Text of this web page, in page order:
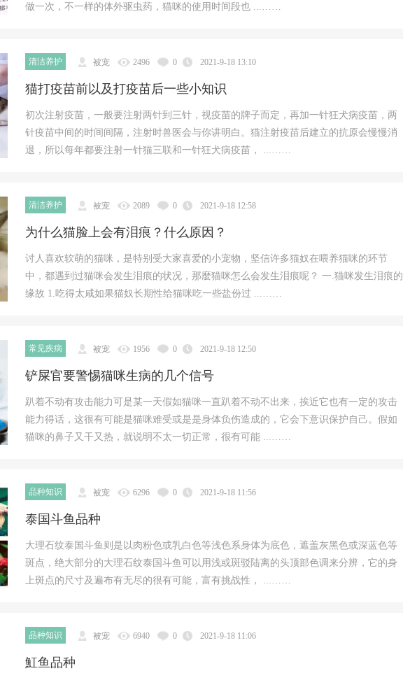
做一次，不一样的体外驱虫药，猫咪的使用时间段也 ...……
清洁养护 被宠 2496 0 2021-9-18 13:10
猫打疫苗前以及打疫苗后一些小知识
初次注射疫苗，一般要注射两针到三针，视疫苗的牌子而定，再加一针狂犬病疫苗，两
针疫苗中间的时间间隔，注射时兽医会与你讲明白。猫注射疫苗后建立的抗原会慢慢消
退，所以每年都要注射一针猫三联和一针狂犬病疫苗， ...……
清洁养护 被宠 2089 0 2021-9-18 12:58
为什么猫脸上会有泪痕？什么原因？
讨人喜欢软萌的猫咪，是特别受大家喜爱的小宠物，坚信许多猫奴在喂养猫咪的环节
中，都遇到过猫咪会发生泪痕的状况，那麼猫咪怎么会发生泪痕呢？ 一.猫咪发生泪痕的
缘故 1.吃得太咸如果猫奴长期性给猫咪吃一些盐份过 ...……
常见疾病 被宠 1956 0 2021-9-18 12:50
铲屎官要警惕猫咪生病的几个信号
趴着不动有攻击能力可是某一天假如猫咪一直趴着不动不出来，挨近它也有一定的攻击
能力得话，这很有可能是猫咪难受或是是身体负伤造成的，它会下意识保护自己。假如
猫咪的鼻子又干又热，就说明不太一切正常，很有可能 ...……
品种知识 被宠 6296 0 2021-9-18 11:56
泰国斗鱼品种
大理石纹泰国斗鱼则是以肉粉色或乳白色等浅色系身体为底色，遮盖灰黑色或深蓝色等
斑点，绝大部分的大理石纹泰国斗鱼可以用浅或斑驳陆离的头顶部色调来分辨，它的身
上斑点的尺寸及遍布有无尽的很有可能，富有挑战性， ...……
品种知识 被宠 6940 0 2021-9-18 11:06
魟鱼品种